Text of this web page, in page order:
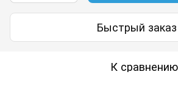
Быстрый заказ
К сравнению